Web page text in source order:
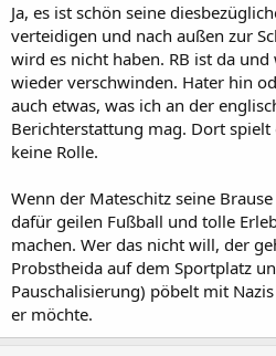
Ja, es ist schön seine
verteidigen und nach außen zur
wird es nicht haben. RB ist da
wieder verschwinden. Hater hin
auch etwas, was ich an der
Berichterstattung mag. Dort spielt
keine Rolle.
Wenn der Mateschitz seine
dafür geilen Fußball und tolle
machen. Wer das nicht will, der
Probstheida auf dem Sportplatz
Pauschalisierung) pöbelt mit
er möchte.